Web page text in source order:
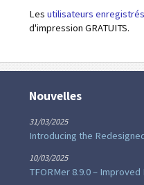
Les utilisateurs enregistrés
d'impression GRATUITS.
Nouvelles
31/03/2025
Introducing the
10/03/2025
TFORMer 8.9.0 –